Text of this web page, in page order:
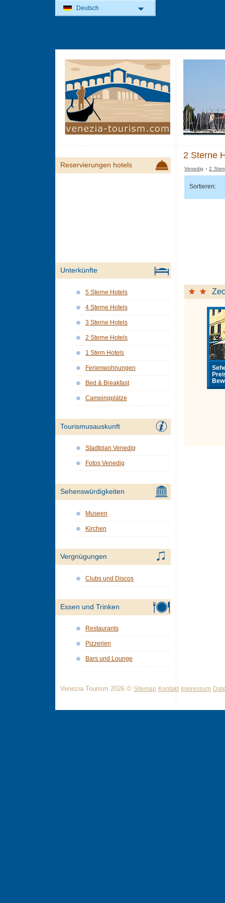
2 Sterne
Venedig ›2
Sortieren:
Reservierungen hotels
Unterkünfte
5 Sterne Hotels
4 Sterne Hotels
3 Sterne Hotels
2 Sterne Hotels
1 Stern Hotels
Ferienwohnungen
Bed & Breakfast
Campingplätze
Tourismusauskunft
Stadtplan Venedig
Fotos Venedig
Sehenswürdigkeiten
Museen
Kirchen
Vergnügungen
Clubs und Discos
Essen und Trinken
Restaurants
Pizzerien
Bars und Lounge
Venezia Tourism 2026 © Sitemap Kontakt Impressum
Deutsch